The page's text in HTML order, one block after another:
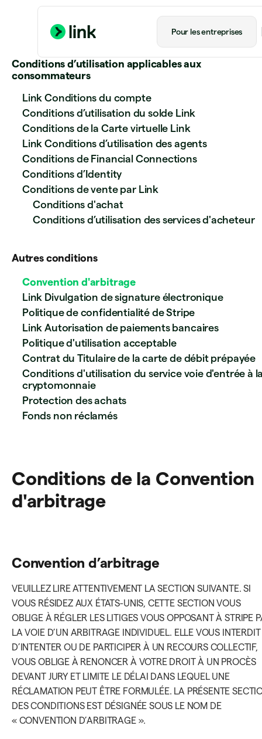
Pour les entreprises
Conditions d’utilisation applicables aux
consommateurs
Link Conditions du compte
Conditions d’utilisation du solde Link
Conditions de la Carte virtuelle Link
Link Conditions d’utilisation des agents
Conditions de Financial Connections
Conditions d’Identity
Conditions de vente par Link
Conditions d'achat
Conditions d’utilisation des services d'acheteur
Autres conditions
Convention d'arbitrage
Link Divulgation de signature électronique
Politique de confidentialité de Stripe
Link Autorisation de paiements bancaires
Politique d'utilisation acceptable
Contrat du Titulaire de la carte de débit prépayée
Conditions d'utilisation du service voie d'entrée à
cryptomonnaie
Protection des achats
Fonds non réclamés
Conditions de la Convention
d'arbitrage
Convention d’arbitrage
VEUILLEZ LIRE ATTENTIVEMENT LA SECTION SUIVANTE. SI
VOUS RÉSIDEZ AUX ÉTATS-UNIS, CETTE SECTION VOUS
OBLIGE À RÉGLER LES LITIGES VOUS OPPOSANT À STRIPE
LA VOIE D’UN ARBITRAGE INDIVIDUEL. ELLE VOUS INTERDIT
D’INTENTER OU DE PARTICIPER À UN RECOURS COLLECTIF,
VOUS OBLIGE À RENONCER À VOTRE DROIT À UN PROCÈS
DEVANT JURY ET LIMITE LE DÉLAI DANS LEQUEL UNE
RÉCLAMATION PEUT ÊTRE FORMULÉE. LA PRÉSENTE
DES CONDITIONS EST DÉSIGNÉE SOUS LE NOM DE
« CONVENTION D’ARBITRAGE ».